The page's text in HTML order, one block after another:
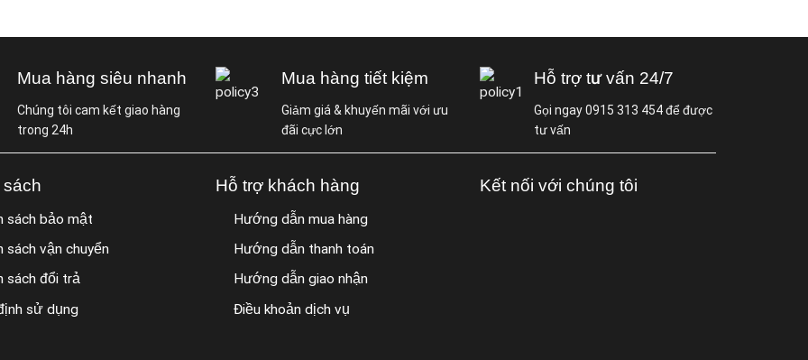
Mua hàng siêu nhanh
Chúng tôi cam kết giao hàng
trong 24h
Mua hàng tiết kiệm
Giảm giá & khuyến mãi với ưu
đãi cực lớn
Hỗ trợ tư vấn 24/7
Gọi ngay 0915 313 454 để được
tư vấn
sách bảo mật
sách vận chuyển
sách đổi trả
sử dụng
Hỗ trợ khách hàng
Hướng dẫn mua hàng
Hướng dẫn thanh toán
Hướng dẫn giao nhận
Điều khoản dịch vụ
Kết nối với chúng tôi